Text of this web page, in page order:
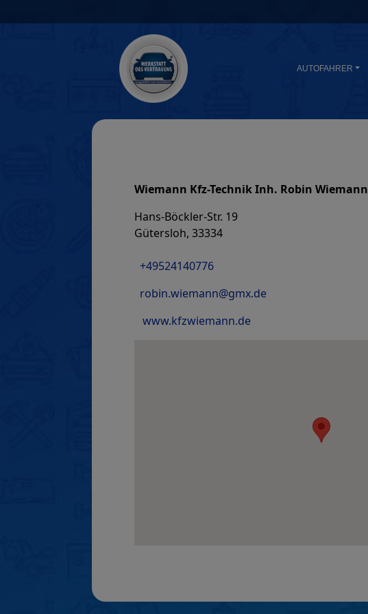
to
AUTOFAHRER
Wiemann Kfz-Technik Inh. Robin Wiemann
Hans-Böckler-Str. 19
Gütersloh, 33334
+49524140776
robin.wiemann@gmx.de
www.kfzwiemann.de